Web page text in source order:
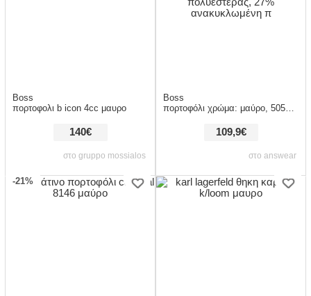
στο gruppo mossialos
Boss
πορτοφολι b icon 4cc μαυρο
140€
στο answear
Boss
πορτοφόλι χρώμα: μαύρο, 50536503 κύριο υλικό: 50% ανακυκλωμένος πολυεστέρας, 27% ανακυκλωμένη π
109,9€
-21%